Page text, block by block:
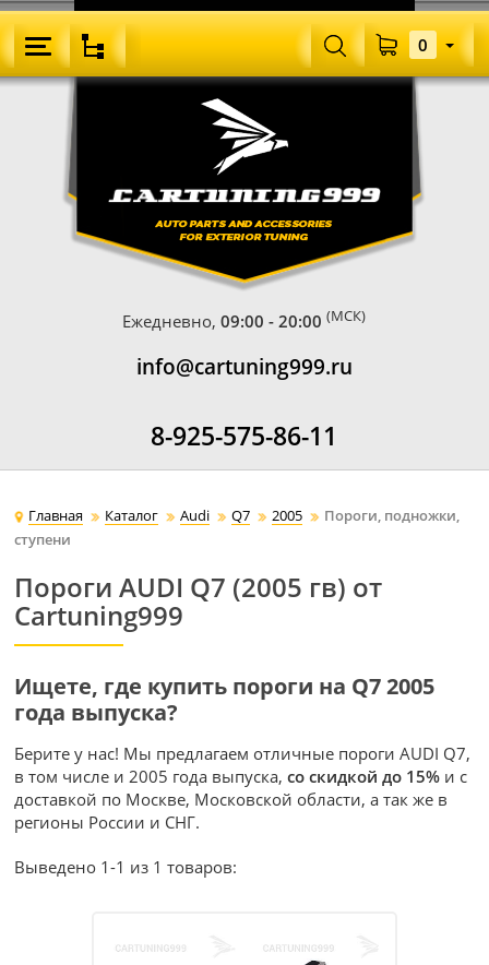
Ежедневно,09:00 - 20:00 (МСК)
info@cartuning999.ru
8-925-575-86-11
0
Главная Каталог Audi Q7 2005
Пороги, подножки,
ступени
Пороги AUDI Q7 (2005 гв) от
Cartuning999
Ищете, где купить пороги на Q7 2005
года выпуска?
Берите у нас! Мы предлагаем отличные пороги AUDI Q7,
в том числе и 2005 года выпуска,со скидкой до 15% и с
доставкой по Москве, Московской области, а так же в
регионы России и СНГ.
Выведено 1-1 из 1 товаров: